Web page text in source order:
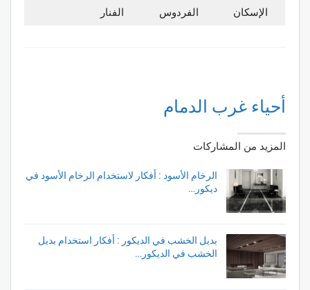
الإسكان الفردوس الفنار
أحياء غرب الدمام
المزيد من المشاركات
الرخام الأسود : أفكار لاستخدام الرخام الأسود في
ديكور…
بديل الخشب في الديكور : أفكار استخدام بديل
الخشب في الديكور…